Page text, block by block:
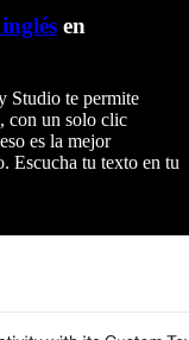
en
Studio te permite
con un solo clic
es la mejor
Escucha tu texto en tu